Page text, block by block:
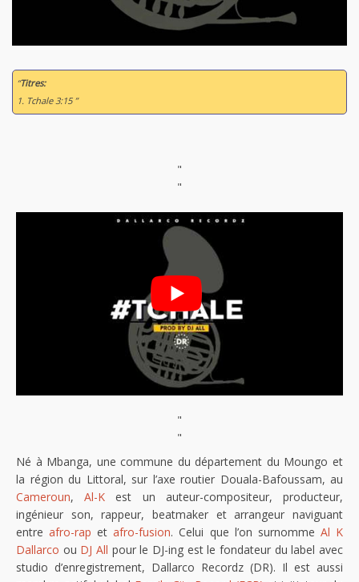
“Titres:
1. Tchale 3:15 ”
"
"
"
"
Né à Mbanga, une commune du département du Moungo et
la région du Littoral, sur l’axe routier Douala-Bafoussam, au
Cameroun,Al-K est un auteur-compositeur, producteur,
ingénieur son, rappeur, beatmaker et arrangeur naviguant
entreafro-rap etafro-fusion. Celui que l’on surnomme Al K
Dallarco ou DJ All pour le DJ-ing est le fondateur du label avec
studio d’enregistrement, Dallarco Recordz (DR). Il est aussi